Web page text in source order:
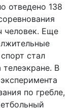
отведено 138
человек. Еще
стал
телеэкране. В
по гребле,